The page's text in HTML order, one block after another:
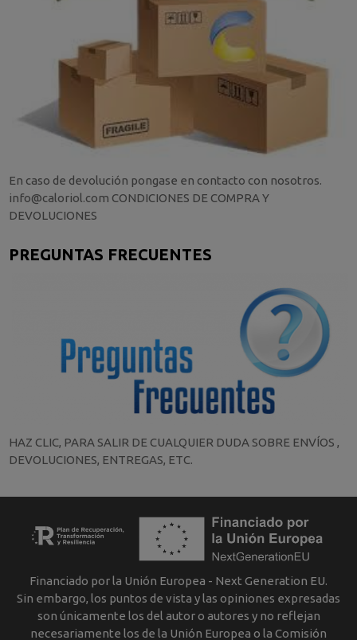
En caso de devolución pongase en contacto con nosotros.
info@caloriol.com CONDICIONES DE COMPRA Y
DEVOLUCIONES
PREGUNTAS FRECUENTES
HAZ CLIC, PARA SALIR DE CUALQUIER DUDA SOBRE ENVÍOS ,
DEVOLUCIONES, ENTREGAS, ETC.
Financiado por la Unión Europea - Next Generation EU.
Sin embargo, los puntos de vista y las opiniones expresadas
son únicamente los del autor o autores y no reflejan
necesariamente los de la Unión Europea o la Comisión